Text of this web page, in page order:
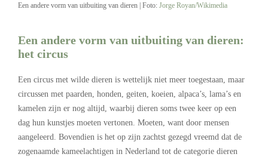
Een andere vorm van uitbuiting van dieren | Foto: Jorge Royan/Wikimedia
Een andere vorm van uitbuiting van dieren:
het circus
Een circus met wilde dieren is wettelijk niet meer toegestaan, maar
circussen met paarden, honden, geiten, koeien, alpaca’s, lama’s en
kamelen zijn er nog altijd, waarbij dieren soms twee keer op een
dag hun kunstjes moeten vertonen. Moeten, want door mensen
aangeleerd. Bovendien is het op zijn zachtst gezegd vreemd dat de
zogenaamde kameelachtigen in Nederland tot de categorie dieren